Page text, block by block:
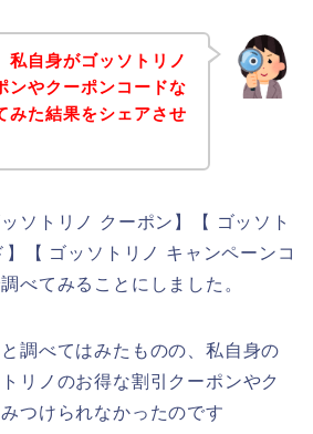
私自身がゴッソトリノ
ンやクーポンコードな
みた結果をシェアさせ
ソトリノ クーポン】【 ゴッソト
】【 ゴッソトリノ キャンペーンコ
べてみることにしました。
調べてはみたものの、私自身の
リノのお得な割引クーポンやク
つけられなかったのです